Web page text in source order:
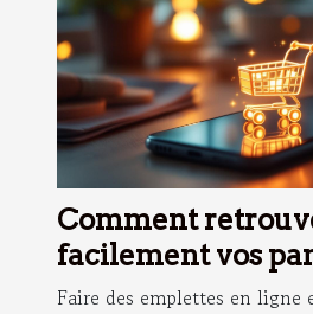
Comment
facilement vos
d'achats en ligne ?
Faire des emplettes en ligne